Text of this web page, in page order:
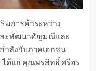
ริมการค้าระหว่าง
ละพัฒนาอัญมณีและ
ำลังกับภาคเอกชน
ด้แก่ คุณพรสิทธิ์ ศรีอร